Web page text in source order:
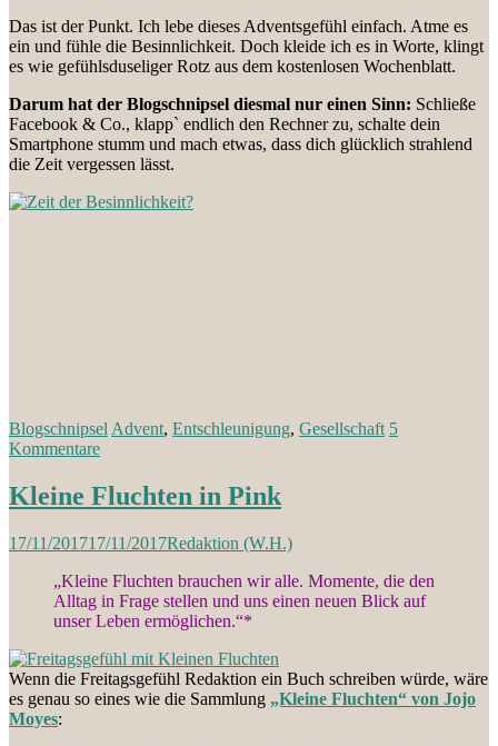
Das ist der Punkt. Ich lebe dieses Adventsgefühl einfach. Atme es
ein und fühle die Besinnlichkeit. Doch kleide ich es in Worte, klingt
es wie gefühlsduseliger Rotz aus dem kostenlosen Wochenblatt.
Darum hat der Blogschnipsel diesmal nur einen Sinn: Schließe
Facebook & Co., klapp` endlich den Rechner zu, schalte dein
Smartphone stumm und mach etwas, dass dich glücklich strahlend
die Zeit vergessen lässt.
BlogschnipselAdvent, Entschleunigung, Gesellschaft 5
Kommentare
Kleine Fluchten in Pink
17/11/201717/11/2017Redaktion (W.H.)
„Kleine Fluchten brauchen wir alle. Momente, die den
Alltag in Frage stellen und uns einen neuen Blick auf
unser Leben ermöglichen.“*
Wenn die Freitagsgefühl Redaktion ein Buch schreiben würde, wäre
es genau so eines wie die Sammlung „Kleine Fluchten“ von Jojo
Moyes: